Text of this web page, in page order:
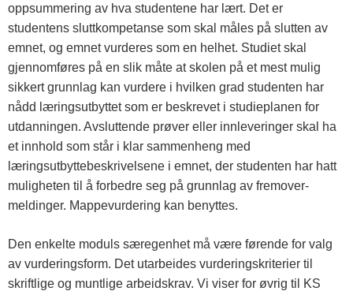
oppsummering av hva studentene har lært. Det er
studentens sluttkompetanse som skal måles på slutten av
emnet, og emnet vurderes som en helhet. Studiet skal
gjennomføres på en slik måte at skolen på et mest mulig
sikkert grunnlag kan vurdere i hvilken grad studenten har
nådd læringsutbyttet som er beskrevet i studieplanen for
utdanningen. Avsluttende prøver eller innleveringer skal ha
et innhold som står i klar sammenheng med
læringsutbyttebeskrivelsene i emnet, der studenten har hatt
muligheten til å forbedre seg på grunnlag av fremover-
meldinger. Mappevurdering kan benyttes.
Den enkelte moduls særegenhet må være førende for valg
av vurderingsform. Det utarbeides vurderingskriterier til
skriftlige og muntlige arbeidskrav. Vi viser for øvrig til KS